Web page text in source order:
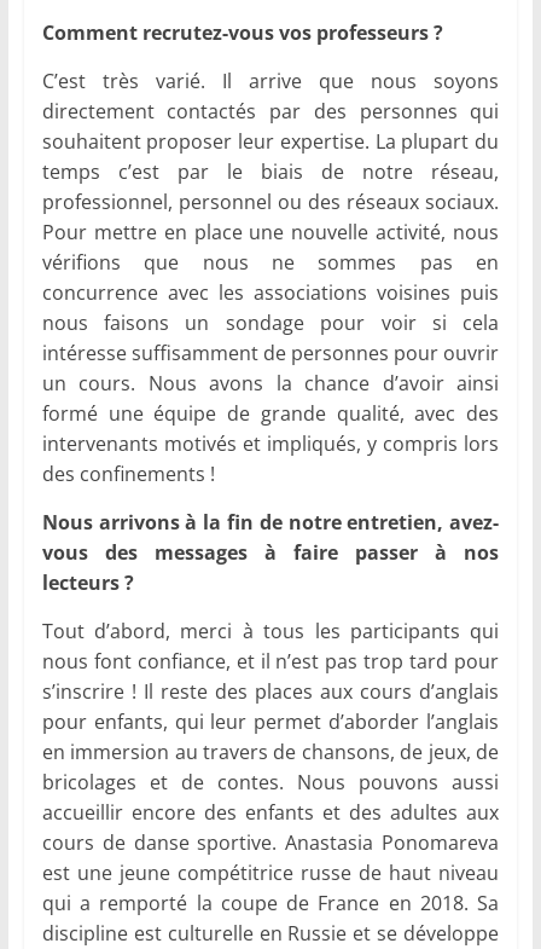
Comment recrutez-vous vos professeurs ?
C’est très varié. Il arrive que nous soyons
directement contactés par des personnes qui
souhaitent proposer leur expertise. La plupart du
temps c’est par le biais de notre réseau,
professionnel, personnel ou des réseaux sociaux.
Pour mettre en place une nouvelle activité, nous
vérifions que nous ne sommes pas en
concurrence avec les associations voisines puis
nous faisons un sondage pour voir si cela
intéresse suffisamment de personnes pour ouvrir
un cours. Nous avons la chance d’avoir ainsi
formé une équipe de grande qualité, avec des
intervenants motivés et impliqués, y compris lors
des confinements !
Nous arrivons à la fin de notre entretien, avez-
vous des messages à faire passer à nos
lecteurs ?
Tout d’abord, merci à tous les participants qui
nous font confiance, et il n’est pas trop tard pour
s’inscrire ! Il reste des places aux cours d’anglais
pour enfants, qui leur permet d’aborder l’anglais
en immersion au travers de chansons, de jeux, de
bricolages et de contes. Nous pouvons aussi
accueillir encore des enfants et des adultes aux
cours de danse sportive. Anastasia Ponomareva
est une jeune compétitrice russe de haut niveau
qui a remporté la coupe de France en 2018. Sa
discipline est culturelle en Russie et se développe